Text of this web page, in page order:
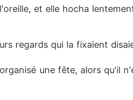
et elle hocha
regards qui la fixaient
une fête, alors qu'il